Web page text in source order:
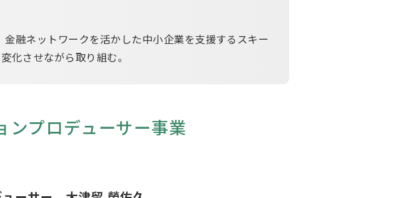
融ネットワークを活かした中小企業を支援するスキー
化させながら取り組む。
プロデューサー事業